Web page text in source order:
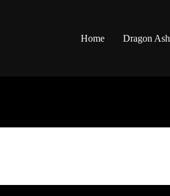
Home Dragon Ash